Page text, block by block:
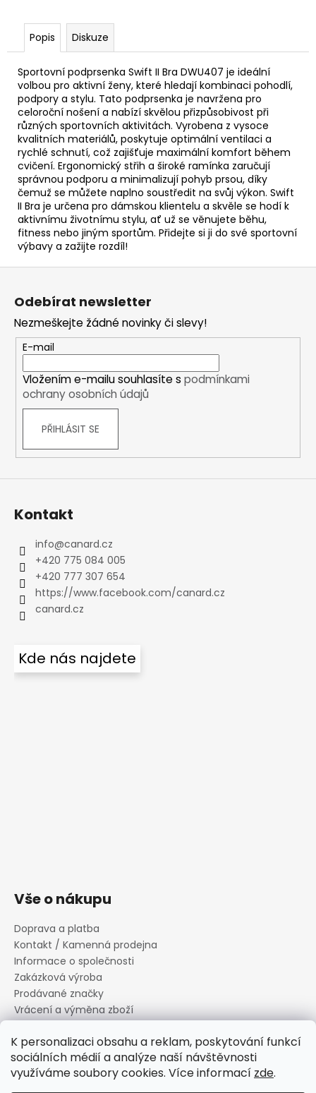
K personalizaci obsahu a reklam, poskytování funkcí
sociálních médií a analýze naší návštěvnosti
využíváme soubory cookies. Více informací zde.
Popis Diskuze
Sportovní podprsenka Swift II Bra DWU407 je ideální
volbou pro aktivní ženy, které hledají kombinaci pohodlí,
podpory a stylu. Tato podprsenka je navržena pro
celoroční nošení a nabízí skvělou přizpůsobivost při
různých sportovních aktivitách. Vyrobena z vysoce
kvalitních materiálů, poskytuje optimální ventilaci a
rychlé schnutí, což zajišťuje maximální komfort během
cvičení. Ergonomický střih a široké ramínka zaručují
správnou podporu a minimalizují pohyb prsou, díky
čemuž se můžete naplno soustředit na svůj výkon. Swift
II Bra je určena pro dámskou klientelu a skvěle se hodí k
aktivnímu životnímu stylu, ať už se věnujete běhu,
fitness nebo jiným sportům. Přidejte si ji do své sportovní
výbavy a zažijte rozdíl!
Z
Odebírat newsletter
Nezmeškejte žádné novinky či slevy!
E-mail
Vložením e-mailu souhlasíte s podmínkami
ochrany osobních údajů
PŘIHLÁSIT SE
Kontakt
info@canard.cz
+420 775 084 005
+420 777 307 654
https://www.facebook.com/canard.cz
canard.cz
Kde nás najdete
Vše o nákupu
Doprava a platba
Kontakt / Kamenná prodejna
Informace o společnosti
Zakázková výroba
Prodávané značky
Vrácení a výměna zboží
Informace o souborech cookies
Reklamační řád
Obchodní podmínky